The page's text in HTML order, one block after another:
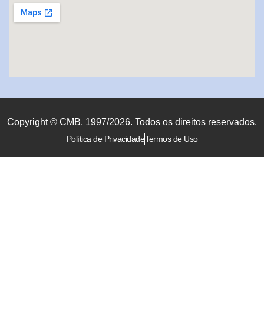
Copyright © CMB, 1997/2026. Todos os direitos reservados.
Política de PrivacidadeTermos de Uso